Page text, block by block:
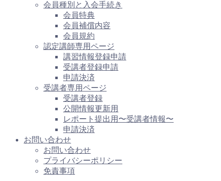
会員種別と入会手続き
会員特典
会員補償内容
会員規約
認定講師専用ページ
講習情報登録申請
受講者登録申請
申請決済
受講者専用ページ
受講者登録
公開情報更新用
レポート提出用〜受講者情報〜
申請決済
お問い合わせ
お問い合わせ
プライバシーポリシー
免責事項